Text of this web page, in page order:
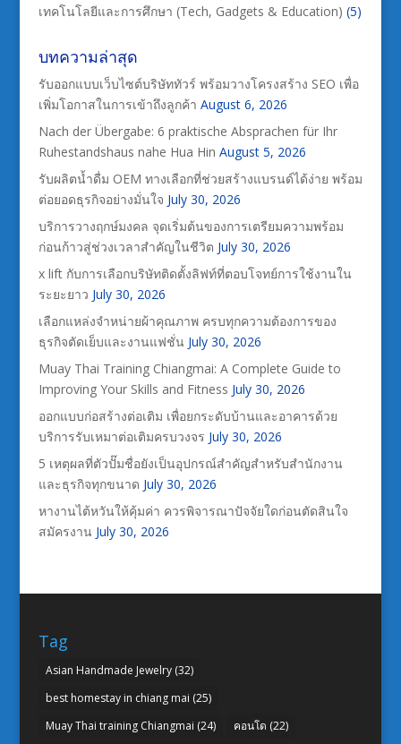
เทคโนโลยีและการศึกษา (Tech, Gadgets & Education) (5)
บทความล่าสุด
รับออกแบบเว็บไซต์บริษัททัวร์ พร้อมวางโครงสร้าง SEO เพื่อ
เพิ่มโอกาสในการเข้าถึงลูกค้า August 6, 2026
Nach der Übergabe: 6 praktische Absprachen für Ihr
Ruhestandshaus nahe Hua Hin August 5, 2026
รับผลิตน้ำดื่ม OEM ทางเลือกที่ช่วยสร้างแบรนด์ได้ง่าย พร้อม
ต่อยอดธุรกิจอย่างมั่นใจ July 30, 2026
บริการวางฤกษ์มงคล จุดเริ่มต้นของการเตรียมความพร้อม
ก่อนก้าวสู่ช่วงเวลาสำคัญในชีวิต July 30, 2026
x lift กับการเลือกบริษัทติดตั้งลิฟท์ที่ตอบโจทย์การใช้งานใน
ระยะยาว July 30, 2026
เลือกแหล่งจำหน่ายผ้าคุณภาพ ครบทุกความต้องการของ
ธุรกิจตัดเย็บและงานแฟชั่น July 30, 2026
Muay Thai Training Chiangmai: A Complete Guide to
Improving Your Skills and Fitness July 30, 2026
ออกแบบก่อสร้างต่อเติม เพื่อยกระดับบ้านและอาคารด้วย
บริการรับเหมาต่อเติมครบวงจร July 30, 2026
5 เหตุผลที่ตัวปั๊มชื่อยังเป็นอุปกรณ์สำคัญสำหรับสำนักงาน
และธุรกิจทุกขนาด July 30, 2026
หางานไต้หวันให้คุ้มค่า ควรพิจารณาปัจจัยใดก่อนตัดสินใจ
สมัครงาน July 30, 2026
Tag
Asian Handmade Jewelry(32)
best homestay in chiang mai (25)
Muay Thai training Chiangmai (24) คอนโด (22)